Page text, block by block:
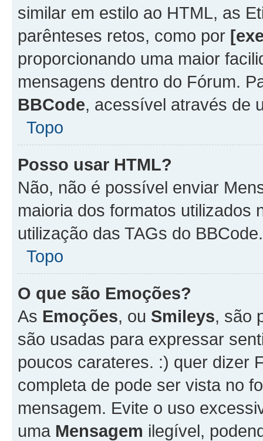
similar em estilo ao HTML, as
parênteses retos, como por
proporcionando uma maior
mensagens dentro do Fórum.
BBCode, acessível através de
Topo
Posso usar HTML?
Não, não é possível enviar
maioria dos formatos utilizados
utilização das TAGs do BBCode.
Topo
O que são Emoções?
As Emoções, ou Smileys, são
são usadas para expressar
poucos carateres. :) quer dizer
completa de pode ser vista no
mensagem. Evite o uso
uma Mensagem ilegível,